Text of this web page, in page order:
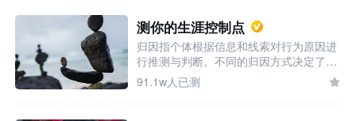
找到依据。-弗洛伊德（精神分析学派，
著有《梦的解析》） 那么你是如何使用大
脑和潜意识做出决策的呢？自测一下你
是“完美主义者”还是“选择困难症患
者”吧！
测你的生涯控制点
归因指个体根据信息和线索对行为原因进
行推测与判断。不同的归因方式决定了你
对自我生涯的看法和行动，显然积极的归
因方式更有利于个体或关系的发展。想知
91.1w人已测